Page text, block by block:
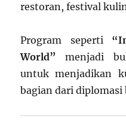
restoran, festival
Program seperti
World”
menjadi
untuk menjadikan
bagian dari diplomasi